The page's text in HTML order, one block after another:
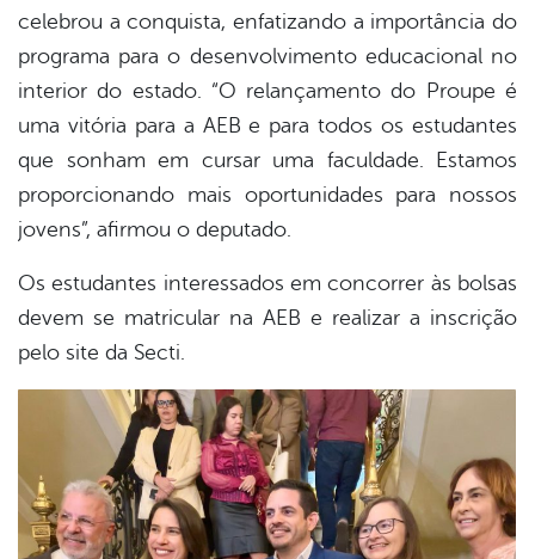
celebrou a conquista, enfatizando a importância do
programa para o desenvolvimento educacional no
interior do estado. “O relançamento do Proupe é
uma vitória para a AEB e para todos os estudantes
que sonham em cursar uma faculdade. Estamos
proporcionando mais oportunidades para nossos
jovens”, afirmou o deputado.
Os estudantes interessados em concorrer às bolsas
devem se matricular na AEB e realizar a inscrição
pelo site da Secti.